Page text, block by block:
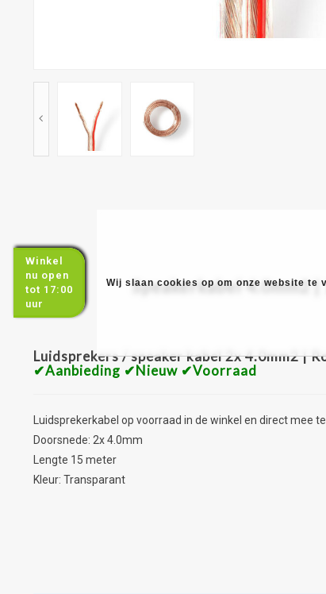
Speakerkabel 4.0mm2
Luidsprekers / speaker kabel 2x 4.0mm2 |
✔Aanbieding ✔Nieuw ✔Voorraad
Luidsprekerkabel op voorraad in de winkel en direct mee
Doorsnede: 2x 4.0mm
Lengte 15 meter
Kleur: Transparant
Winkel
nu open
tot 17:00
uur
Wij slaan cookies op om onze website te